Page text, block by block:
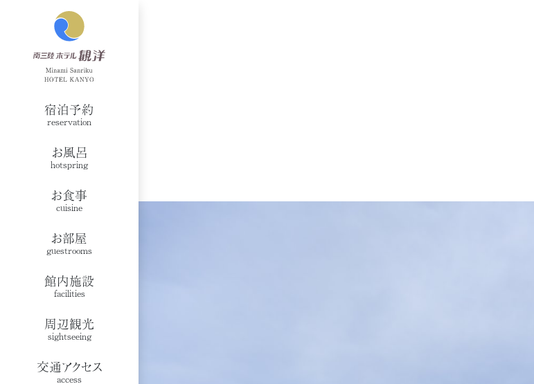
宿泊予約
reservation
お風呂
hotspring
お食事
cuisine
お部屋
guestrooms
館内施設
facilities
周辺観光
sightseeing
交通アクセス
access